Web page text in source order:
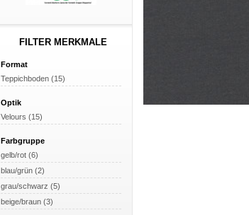
FILTER MERKMALE
Format
Teppichboden (15)
Optik
Velours (15)
Farbgruppe
gelb/rot (6)
blau/grün (2)
grau/schwarz (5)
beige/braun (3)